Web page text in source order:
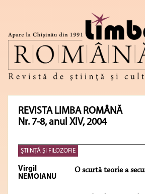
REVISTA LIMBA ROMÂNĂ
Nr. 7-8, anul XIV, 2004
ŞTIINŢĂ ŞI FILOZOFIE
Virgil
NEMOIANU
O scurtă teorie a